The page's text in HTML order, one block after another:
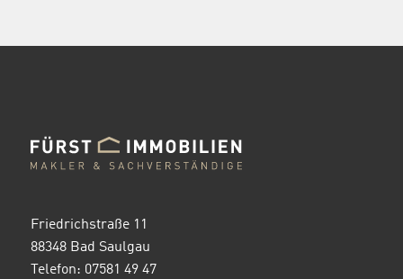
Friedrichstraße 11
88348 Bad Saulgau
Telefon: 07581 49 47